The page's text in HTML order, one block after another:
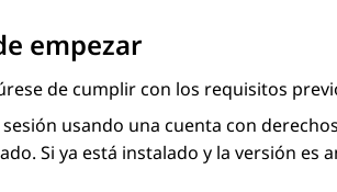
empezar
de cumplir con los requisitos
usando una cuenta con
Si ya está instalado y la versión es